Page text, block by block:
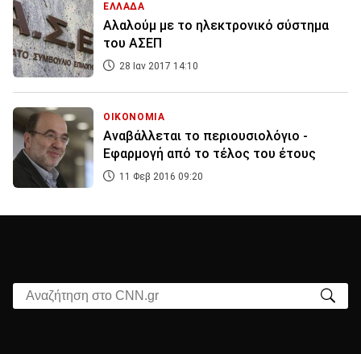
ΕΛΛΑΔΑ
Αλαλούμ με το ηλεκτρονικό σύστημα
του ΑΣΕΠ
28 Ιαν 2017 14:10
ΟΙΚΟΝΟΜΙΑ
Αναβάλλεται το περιουσιολόγιο -
Εφαρμογή από το τέλος του έτους
11 Φεβ 2016 09:20
Αναζήτηση στο CNN.gr